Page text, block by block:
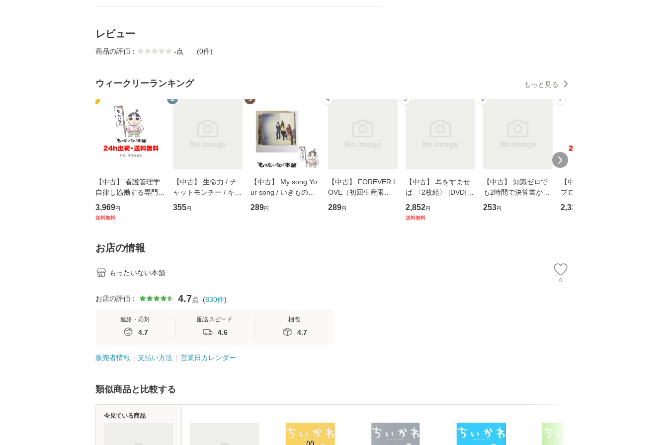
レビュー
商品の評価： -点 (0件)
ウィークリーランキング もっと見る
1
【中古】 看護管理学
自律し協働する専門職
の看護マネジメントス
キル 改訂第3版 (看護
堂 [単行
3,969円
送料無料
2
【中古】 生命力 / チ
ャットモンチー / キュ
ーンレコード [CD]
【メール便送料無料】
355円
3
【中古】 My song Yo
ur song / いきものが
かり / [CD]【メール便
送料無料】
289円
4
【中古】 FOREVER L
OVE（初回生産限定
盤） / 清水翔太×加藤
ミリヤ / [CD]【メール
289円
5
【中古】 耳をすませ
ば 〈2枚組〉 [DVD] /
ブエナ・ビスタ・ホー
ム・エンターテイメン
2,852円
送料無料
6
【中古】 知識ゼロで
も2時間で決算書が読
めるようになる！ 会
計超入門！ / 佐伯 良
253円
7
【中古】 野ブタ。を
プロデュース [DVD-B
OX] / バップ [DVD]
【メール便送料無料】
2,335
お店の情報
もったいない本舗
0
お店の評価： 4.7点 (830件)
連絡・応対
4.7
配送スピード
4.6
梱包
4.7
販売者情報 支払い方法 営業日カレンダー
類似商品と比較する
今見ている商品